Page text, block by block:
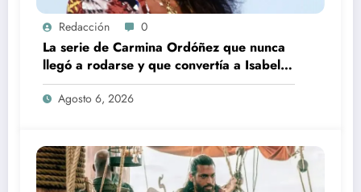
Redacción 0
La serie de Carmina Ordóñez que nunca
llegó a rodarse y que convertía a Isabel
Pantoja en la gran antagonista
Agosto 6, 2026